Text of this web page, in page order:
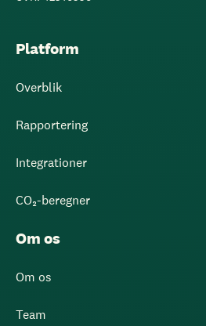
Platform
Overblik
Rapportering
Integrationer
CO₂-beregner
Om os
Om os
Team